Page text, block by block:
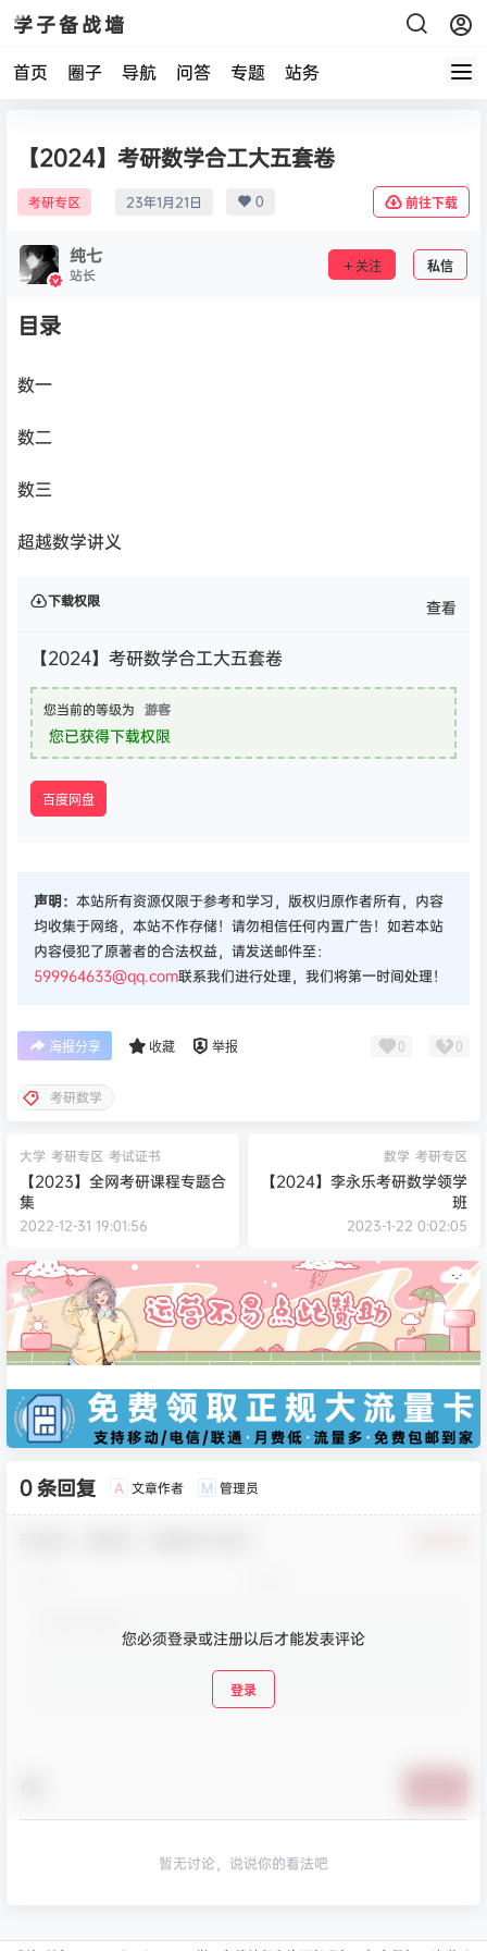
学子备战墙
首页 圈子 导航 问答 专题 站务
【2024】考研数学合工大五套卷
考研专区 23年1月21日 0 前往下载
纯七
站长 关注 私信
目录
数一
数二
数三
超越数学讲义
下载权限 查看
【2024】考研数学合工大五套卷
您当前的等级为 游客
您已获得下载权限
百度网盘
声明： 本站所有资源仅限于参考和学习，版权归原作者所有，内容
均收集于网络，本站不作存储！请勿相信任何内置广告！如若本站
内容侵犯了原著者的合法权益，请发送邮件至：
599964633@qq.com联系我们进行处理，我们将第一时间处理！
海报分享 收藏 举报 0 0
考研数学
大学 考研专区 考试证书
【2023】全网考研课程专题合
集
2022-12-31 19:01:56
数学 考研专区
【2024】李永乐考研数学领学
班
2023-1-22 0:02:05
0 条回复 A 文章作者 M 管理员
您必须登录或注册以后才能发表评论
登录
暂无讨论，说说你的看法吧